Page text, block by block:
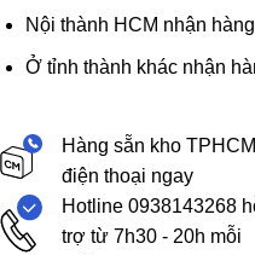
Nội thành HCM nhận
Ở tỉnh thành khác nhận
Hàng sẵn kho TPHCM
điện thoại ngay
Hotline 0938143268
trợ từ 7h30 - 20h mỗi